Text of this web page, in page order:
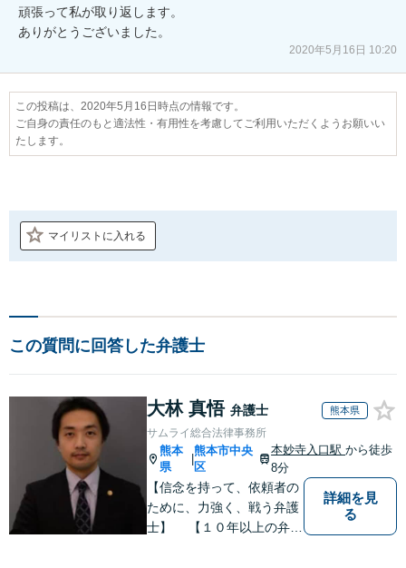
頑張って私が取り返します。
ありがとうございました。
2020年5月16日 10:20
この投稿は、2020年5月16日時点の情報です。
ご自身の責任のもと適法性・有用性を考慮してご利用いただくようお願いい
たします。
マイリストに入れる
この質問に回答した弁護士
大林 真悟 弁護士 熊本県
サムライ総合法律事務所
熊本
県
|
熊本市中央
区
本妙寺入口駅から徒歩
8分
【信念を持って、依頼者の
ために、力強く、戦う弁護
士】 【１０年以上の弁護
詳細を見
る